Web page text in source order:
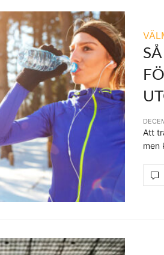
Att
men